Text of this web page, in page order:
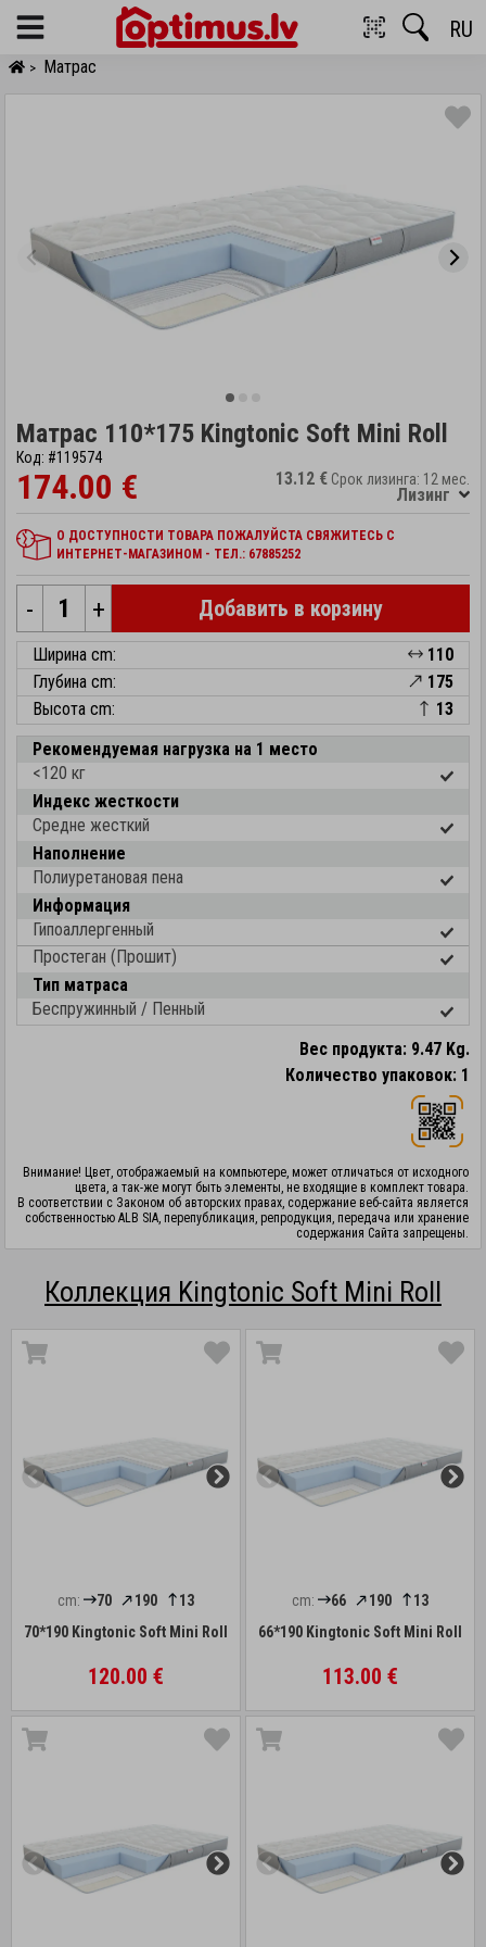
Menu RU
> Матрас
Матрас 110*175 Kingtonic Soft Mini Roll
Код: #119574
174.00 € 13.12 € Срок лизинга: 12 мес.
Лизинг
О ДОСТУПНОСТИ ТОВАРА ПОЖАЛУЙСТА СВЯЖИТЕСЬ С
ИНТЕРНЕТ-МАГАЗИНОМ - ТЕЛ.: 67885252
- + Добавить в корзину
Ширина cm:
110
Глубина cm:
175
Высота cm:
13
Рекомендуемая нагрузка на 1 место
<120 кг
Индекс жесткости
Средне жесткий
Наполнение
Полиуретановая пена
Информация
Гипоаллергенный
Простеган (Прошит)
Тип матраса
Беспружинный / Пенный
Вес продукта: 9.47 Kg.
Количество упаковок: 1
Внимание! Цвет, отображаемый на компьютере, может отличаться от исходного
цвета, а так-же могут быть элементы, не входящие в комплект товара.
В соответствии с Законом об авторских правах, содержание веб-сайта является
собственностью ALB SIA, перепубликация, репродукция, передача или хранение
содержания Сайта запрещены.
Коллекция Kingtonic Soft Mini Roll
cm: 70 190
13
70*190 Kingtonic Soft Mini Roll
120.00 €
cm: 66 190
13
66*190 Kingtonic Soft Mini Roll
113.00 €